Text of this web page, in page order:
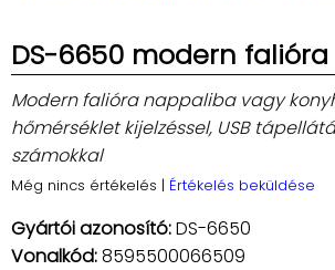
DS-6650 modern
Modern falióra nappaliba vagy
hőmérséklet kijelzéssel, USB
számokkal
Még nincs értékelés | Értékelés beküldése
Gyártói azonosító:DS-6650
Vonalkód:8595500066509